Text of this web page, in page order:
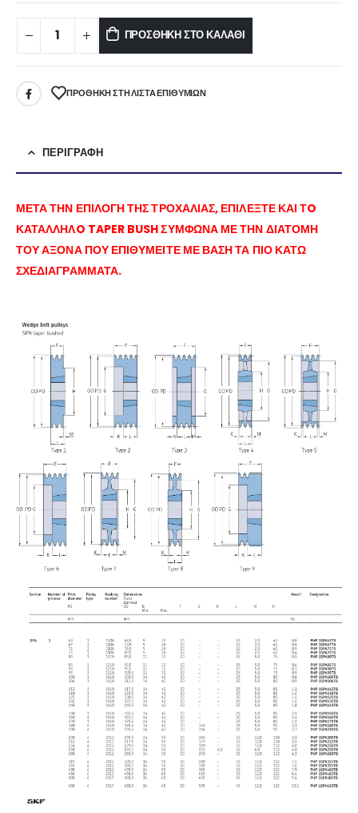
ΠΡΟΣΘΉΚΗ ΣΤΟ ΚΑΛΆΘΙ
ΠΡΌΘΉΚΗ ΣΤΗ ΛΊΣΤΑ ΕΠΙΘΥΜΙΏΝ
ΠΕΡΙΓΡΑΦΉ
ΜΕΤΑ ΤΗΝ ΕΠΙΛΟΓΗ ΤΗΣ ΤΡΟΧΑΛΙΑΣ, ΕΠΙΛΕΞΤΕ ΚΑΙ ΤO
ΚΑΤΑΛΛΗΛO TAPER BUSH ΣΥΜΦΩΝΑ ΜΕ ΤΗΝ ΔΙΑΤΟΜΗ
ΤΟΥ ΑΞΟΝΑ ΠΟΥ ΕΠΙΘΥΜΕΙΤΕ ΜΕ ΒΑΣΗ ΤΑ ΠΙΟ ΚΑΤΩ
ΣΧΕΔΙΑΓΡΑΜΜΑΤΑ.